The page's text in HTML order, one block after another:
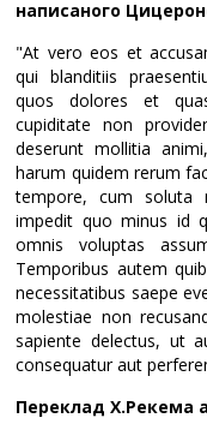
написаного
"At vero eos et
qui blanditiis
quos dolores et
cupiditate non
deserunt mollitia
harum quidem rerum
tempore, cum soluta
impedit quo minus id
omnis voluptas
Temporibus autem
necessitatibus saepe
molestiae non
sapiente delectus, ut
consequatur aut
Переклад Х.Рекема